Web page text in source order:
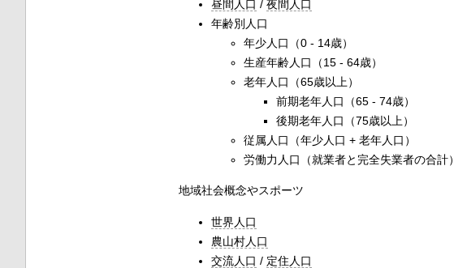
昼間人口 / 夜間人口
年齢別人口
年少人口（0 - 14歳）
生産年齢人口（15 - 64歳）
老年人口（65歳以上）
前期老年人口（65 - 74歳）
後期老年人口（75歳以上）
従属人口（年少人口 + 老年人口）
労働力人口（就業者と完全失業者の合計）
地域社会概念やスポーツ
世界人口
農山村人口
交流人口 / 定住人口